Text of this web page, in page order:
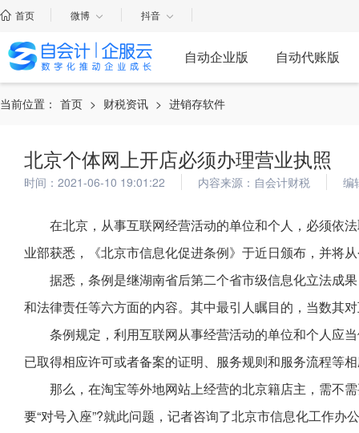
首页 微博 抖音
自动企业版 自动代账版
当前位置： 首页 > 财税资讯 > 进销存软件
北京个体网上开店必须办理营业执照
时间：2021-06-10 19:01:22 内容来源：自会计财税 编
在北京，从事互联网经营活动的单位和个人，必须依
业部获悉，《北京市信息化促进条例》于近日颁布，并将
据悉，条例是继湖南省后第二个省市级信息化立法成
和法律责任等六方面的内容。其中最引人瞩目的，当数其
条例规定，利用互联网从事经营活动的单位和个人应
已取得相应许可或者备案的证明、服务规则和服务流程等
那么，在淘宝等外地网站上经营的北京籍店主，需不
要“对号入座”?就此问题，记者咨询了北京市信息化工作